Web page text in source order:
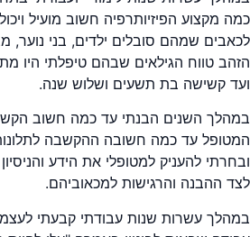
כמה מקצוע הפיזיותרפיה חשוב מועיל
לכאבים שמהם סובלים ילדים, בני נוער,
הזהב טווח הגילאים שבהם טיפלתי היו
ועד קשישה בת תשעים ושלוש שנה.
במהלך השנים הבנתי עד כמה חשוב
המטופל עד כמה חשובה ההקשבה
ובחרתי להעניק למטופלי את הידע
לצד ההבנה והרגישות למכאוביהם.
במהלך עשרות שנות עבודתי קבעתי לעצמי